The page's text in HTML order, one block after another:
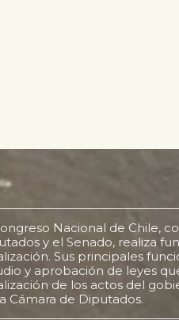
Nacional de Chile,
y el Senado, realiza
Sus principales
y aprobación de leyes
de los actos del
Cámara de Diputados.